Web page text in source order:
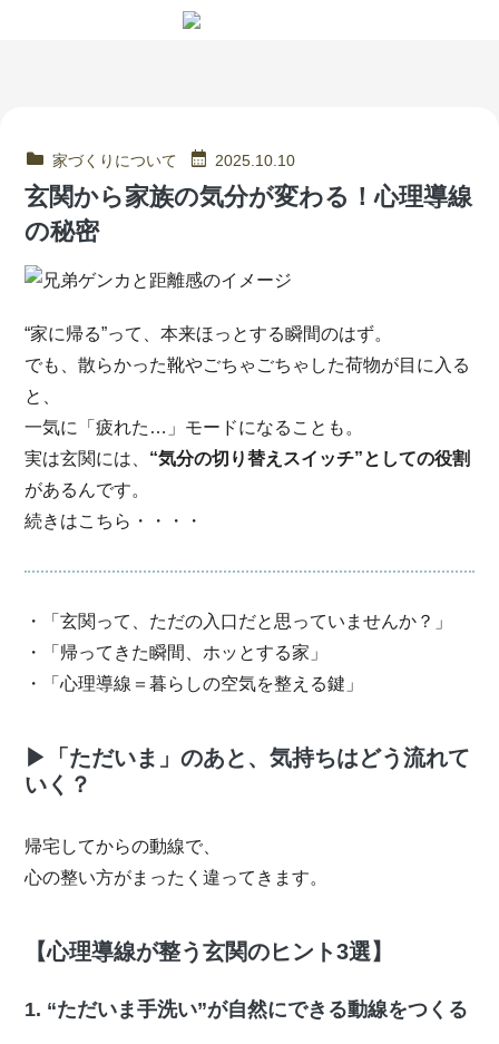
家づくりについて 2025.10.10
玄関から家族の気分が変わる！心理導線
の秘密
“家に帰る”って、本来ほっとする瞬間のはず。
でも、散らかった靴やごちゃごちゃした荷物が目に入る
と、
一気に「疲れた…」モードになることも。
実は玄関には、 “気分の切り替えスイッチ”としての役割
があるんです。
続きはこちら・・・・
・「玄関って、ただの入口だと思っていませんか？」
・「帰ってきた瞬間、ホッとする家」
・「心理導線＝暮らしの空気を整える鍵」
▶
「ただいま」のあと、気持ちはどう流れて
いく？
帰宅してからの動線で、
心の整い方がまったく違ってきます。
【心理導線が整う玄関のヒント3選】
1. “ただいま手洗い”が自然にできる動線をつくる